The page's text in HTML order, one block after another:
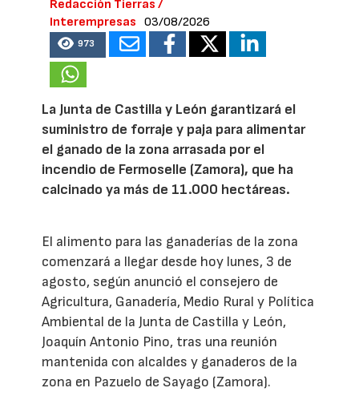
Redacción Tierras /
Interempresas
03/08/2026
973
La Junta de Castilla y León garantizará el
suministro de forraje y paja para alimentar
el ganado de la zona arrasada por el
incendio de Fermoselle (Zamora), que ha
calcinado ya más de 11.000 hectáreas.
El alimento para las ganaderías de la zona
comenzará a llegar desde hoy lunes, 3 de
agosto, según anunció el consejero de
Agricultura, Ganadería, Medio Rural y Política
Ambiental de la Junta de Castilla y León,
Joaquín Antonio Pino, tras una reunión
mantenida con alcaldes y ganaderos de la
zona en Pazuelo de Sayago (Zamora).